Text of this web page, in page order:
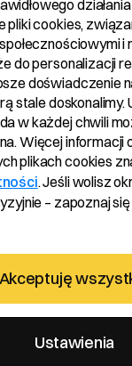
rekomenduje wypłatę
pliki cookies,
i
do personalizacji
doświadczenie
stale doskonalimy.
w każdej chwili
Więcej informacji
plikach cookies
. Jeśli wolisz
– zapoznaj
Akceptuję
Ustawienia